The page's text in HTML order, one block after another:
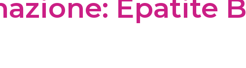
Epatite B